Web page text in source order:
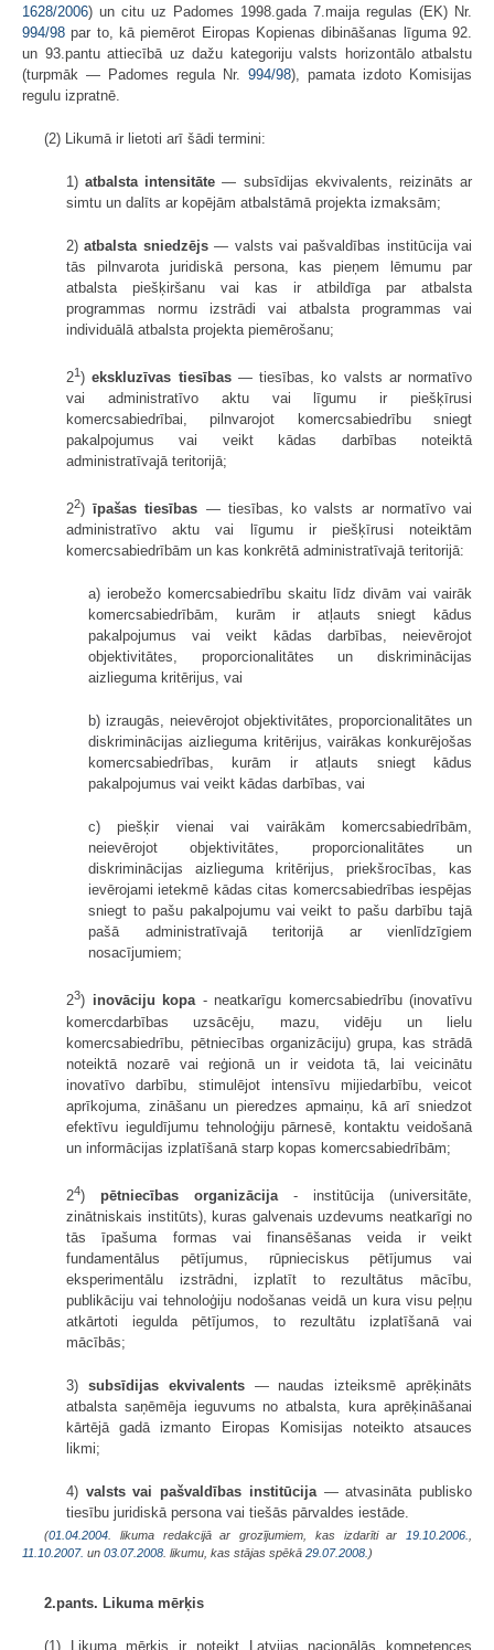
1628/2006) un citu uz Padomes 1998.gada 7.maija regulas (EK) Nr.
994/98 par to, kā piemērot Eiropas Kopienas dibināšanas līguma 92.
un 93.pantu attiecībā uz dažu kategoriju valsts horizontālo atbalstu
(turpmāk — Padomes regula Nr. 994/98), pamata izdoto Komisijas
regulu izpratnē.
(2) Likumā ir lietoti arī šādi termini:
1)atbalsta intensitāte — subsīdijas ekvivalents, reizināts ar
simtu un dalīts ar kopējām atbalstāmā projekta izmaksām;
2)atbalsta sniedzējs— valsts vai pašvaldības institūcija vai
tās pilnvarota juridiskā persona, kas pieņem lēmumu par
atbalsta piešķiršanu vai kas ir atbildīga par atbalsta
programmas normu izstrādi vai atbalsta programmas vai
individuālā atbalsta projekta piemērošanu;
21)ekskluzīvas tiesības— tiesības, ko valsts ar normatīvo
vai administratīvo aktu vai līgumu ir piešķīrusi
komercsabiedrībai, pilnvarojot komercsabiedrību sniegt
pakalpojumus vai veikt kādas darbības noteiktā
administratīvajā teritorijā;
22)īpašas tiesības — tiesības, ko valsts ar normatīvo vai
administratīvo aktu vai līgumu ir piešķīrusi noteiktām
komercsabiedrībām un kas konkrētā administratīvajā teritorijā:
a) ierobežo komercsabiedrību skaitu līdz divām vai vairāk
komercsabiedrībām, kurām ir atļauts sniegt kādus
pakalpojumus vai veikt kādas darbības, neievērojot
objektivitātes, proporcionalitātes un diskriminācijas
aizlieguma kritērijus, vai
b) izraugās, neievērojot objektivitātes, proporcionalitātes un
diskriminācijas aizlieguma kritērijus, vairākas konkurējošas
komercsabiedrības, kurām ir atļauts sniegt kādus
pakalpojumus vai veikt kādas darbības, vai
c) piešķir vienai vai vairākām komercsabiedrībām,
neievērojot objektivitātes, proporcionalitātes un
diskriminācijas aizlieguma kritērijus, priekšrocības, kas
ievērojami ietekmē kādas citas komercsabiedrības iespējas
sniegt to pašu pakalpojumu vai veikt to pašu darbību tajā
pašā administratīvajā teritorijā ar vienlīdzīgiem
nosacījumiem;
23) inovāciju kopa- neatkarīgu komercsabiedrību (inovatīvu
komercdarbības uzsācēju, mazu, vidēju un lielu
komercsabiedrību, pētniecības organizāciju) grupa, kas strādā
noteiktā nozarē vai reģionā un ir veidota tā, lai veicinātu
inovatīvo darbību, stimulējot intensīvu mijiedarbību, veicot
aprīkojuma, zināšanu un pieredzes apmaiņu, kā arī sniedzot
efektīvu ieguldījumu tehnoloģiju pārnesē, kontaktu veidošanā
un informācijas izplatīšanā starp kopas komercsabiedrībām;
24) pētniecības organizācija- institūcija (universitāte,
zinātniskais institūts), kuras galvenais uzdevums neatkarīgi no
tās īpašuma formas vai finansēšanas veida ir veikt
fundamentālus pētījumus, rūpnieciskus pētījumus vai
eksperimentālu izstrādni, izplatīt to rezultātus mācību,
publikāciju vai tehnoloģiju nodošanas veidā un kura visu peļņu
atkārtoti iegulda pētījumos, to rezultātu izplatīšanā vai
mācībās;
3) subsīdijas ekvivalents— naudas izteiksmē aprēķināts
atbalsta saņēmēja ieguvums no atbalsta, kura aprēķināšanai
kārtējā gadā izmanto Eiropas Komisijas noteikto atsauces
likmi;
4) valsts vai pašvaldības institūcija— atvasināta publisko
tiesību juridiskā persona vai tiešās pārvaldes iestāde.
(01.04.2004 . likuma redakcijā ar grozījumiem, kas izdarīti ar 19.10.2006.
11.10.2007. un 03.07.2008 . likumu, kas stājas spēkā 29.07.2008. )
2.pants. Likuma mērķis
(1) Likuma mērķis ir noteikt Latvijas nacionālās kompetences